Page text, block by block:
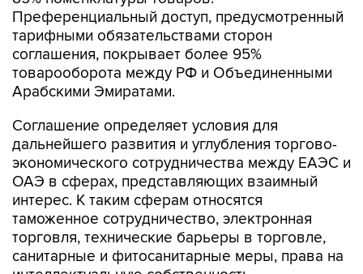
Преференциальный доступ, предусмотренный
тарифными обязательствами сторон
соглашения, покрывает более 95%
товарооборота между РФ и Объединенными
Арабскими Эмиратами.
Соглашение определяет условия для
дальнейшего развития и углубления торгово-
экономического сотрудничества между ЕАЭС и
ОАЭ в сферах, представляющих взаимный
интерес. К таким сферам относятся
таможенное сотрудничество, электронная
торговля, технические барьеры в торговле,
санитарные и фитосанитарные меры, права на